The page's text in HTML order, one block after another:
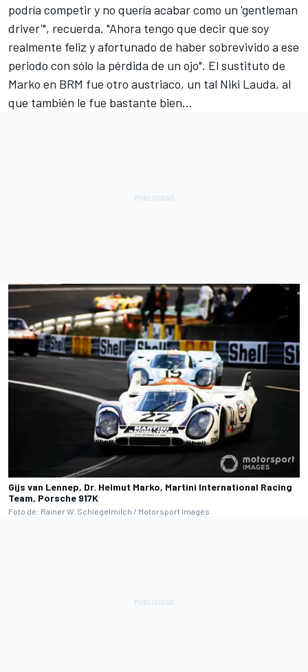
podría competir y no quería acabar como un 'gentleman
driver'", recuerda. "Ahora tengo que decir que soy
realmente feliz y afortunado de haber sobrevivido a ese
periodo con sólo la pérdida de un ojo". El sustituto de
Marko en BRM fue otro austriaco, un tal Niki Lauda, al
que también le fue bastante bien...
Gijs van Lennep, Dr. Helmut Marko, Martini International Racing
Team, Porsche 917K
Foto de: Rainer W. Schlegelmilch / Motorsport Images